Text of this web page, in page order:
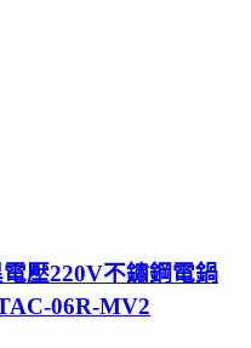
壓220V不鏽鋼電鍋
06R-MV2